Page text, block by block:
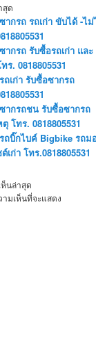
สุด
ากรถ รถเก่า ขับได้ -ไม่
ากรถ รับซื้อรถเก่า และ
ร. 0818805531
ถเก่า รับซื้อซากรถ
ากรถชน รับซื้อซากรถ
ตุ โทร. 0818805531
ถบิ๊กไบค์ Bigbike รถม
เก่า โทร.0818805531
นล่าสุด
มเห็นที่จะแสดง